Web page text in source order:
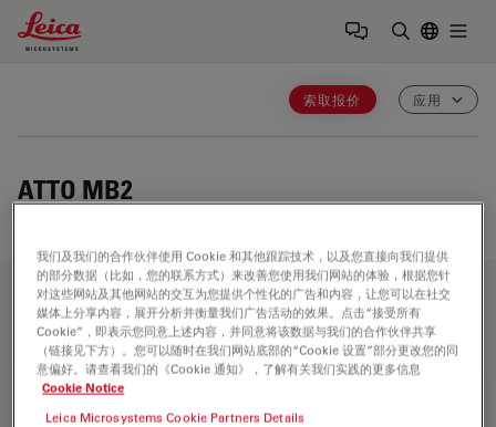
Leica Microsystems Logo
索取报价 应用
ATTO MB2
应用领域
生命科学研究
我们及我们的合作伙伴使用 Cookie 和其他跟踪技术，以及您直接向我们提供
的部分数据（比如，您的联系方式）来改善您使用我们网站的体验，根据您针
对这些网站及其他网站的交互为您提供个性化的广告和内容，让您可以在社交
媒体上分享内容，展开分析并衡量我们广告活动的效果。点击“接受所有
Cookie”，即表示您同意上述内容，并同意将该数据与我们的合作伙伴共享
（链接见下方）。您可以随时在我们网站底部的“Cookie 设置”部分更改您的同
意偏好。请查看我们的《Cookie 通知》，了解有关我们实践的更多信息
Cookie Notice
Leica Microsystems Cookie Partners Details